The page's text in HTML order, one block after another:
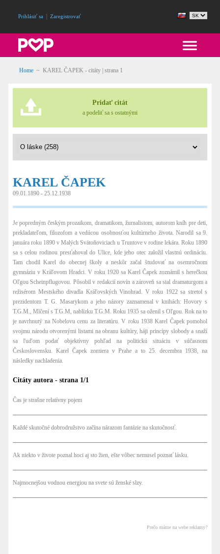
Prihlásiť sa Zaregistrovať
Home ~ KAREL ČAPEK - citáty | strana 1
Pridať citát
a podeliť sa s ostatnými
KAREL ČAPEK
09.01.1890 - 25.12.1938
Je popredným českým prozaikom, dramatikom, žurnalistom, autorom kníh pre deti,
prekladateľom, filozofom a vedúcou osobnosťou kultúrneho života. Narodil sa 9.
januára roku 1890 v Malých Svätoňoviciach u Truntove v rodine lekára. Roku 1890
sa s celou rodinou presťahoval do Ulice, kde jeho otec založil vlastnú ordináciu.
Tam chodil Karel do obecnej školy a neskôr začal študovať na osemročnom
gymnáziu v Kráľovom Hradci. V roku 1920 sa Karel Čapek zoznámil s herečkou
Oľgou Scheinpflugovou. Pôsobil v redakcií novín a zároveň sa stal dramaturgom a
režisérom Mestského divadla Kráľovských Vinohrad. V roku 1922 sa stretol s
prezidentom T. G. Masarykom a jeho názory zaznamenal v knihách: Hovory s
T.G.M., Mlčení s T.G.M, nablízku T.G.M. Roku 1935 sa oženil s Oľgou. Rok na to
je navrhnutý na Nobelovu cenu za literatúru. V roku 1938 Karel Čapek pomohol
svojmu národu otvorenými listami na obranu kultúry, háji princípy slobody a snaží
sa ľuďom podať objektívny pohľad na politickú situáciu v súčasnom
Československu. Karel Čapek zomiera v Prahe a to 25. decembra 1938, na
následky nachladenia.
Citáty autora - strana 1/1
Čas je strašne relatívny pojem
Každé skutočné dobrodružstvo začína nárazom fantázie na skutočnosť.
Ak niekto v živote poznal hoci aj sto žien, ešte vôbec nemusel poznať lásku.
Najmocnejšou vodnou energiou na svete sú ženské slzy.
Prečo máme na webe reklamy?